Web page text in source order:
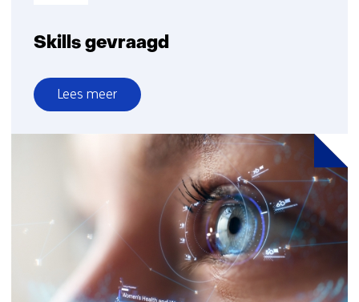
Skills gevraagd
Lees meer
over
Skills